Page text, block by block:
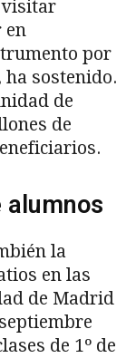
visitar
en
por
ha sostenido.
de
de
alumnos
la
en las
de Madrid
de 1º de